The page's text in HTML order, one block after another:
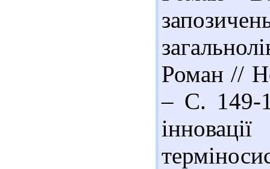
Роман //
– С. 149-